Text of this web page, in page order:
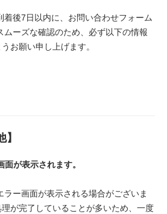
着後7日以内に、お問い合わせフォーム
ムーズな確認のため、必ず以下の情報
お願い申し上げます。
が表示されます。
ラー画面が表示される場合がございま
が完了していることが多いため、一度